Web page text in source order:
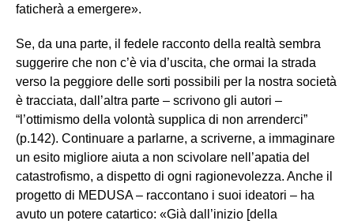
faticherà a emergere».
Se, da una parte, il fedele racconto della realtà sembra
suggerire che non c’è via d’uscita, che ormai la strada
verso la peggiore delle sorti possibili per la nostra società
è tracciata, dall’altra parte – scrivono gli autori –
“l’ottimismo della volontà supplica di non arrenderci”
(p.142). Continuare a parlarne, a scriverne, a immaginare
un esito migliore aiuta a non scivolare nell’apatia del
catastrofismo, a dispetto di ogni ragionevolezza. Anche il
progetto di MEDUSA – raccontano i suoi ideatori – ha
avuto un potere catartico: «Già dall’inizio [della